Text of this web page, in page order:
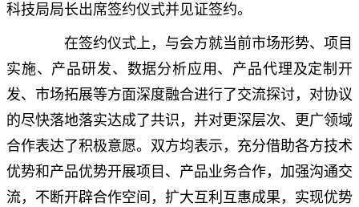
科技局局长出席签约仪式并见证签约。
在签约仪式上，与会方就当前市场形势、项目
实施、产品研发、数据分析应用、产品代理及定制开
发、市场拓展等方面深度融合进行了交流探讨，对协议
的尽快落地落实达成了共识，并对更深层次、更广领域
合作表达了积极意愿。双方均表示，充分借助各方技术
优势和产品优势开展项目、产品业务合作，加强沟通交
流，不断开辟合作空间，扩大互利互惠成果，实现优势